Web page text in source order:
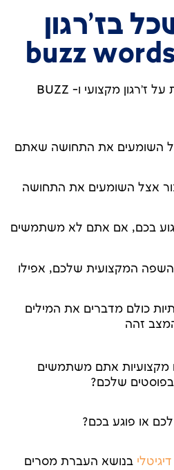
בז'רגון
הנה כמה עובדות מעניינות על ז'רגון מקצועי ו- BUZZ
השומעים את התחושה שאתם
אצל השומעים את התחושה
בכם, אם אתם לא משתמשים
המקצועית שלכם, אפילו
כולם מדברים את המילים
זהה
מקצועיות אתם משתמשים
בפוסטים שלכם?
או פוגע בכם?
בנושא העברת מסרים